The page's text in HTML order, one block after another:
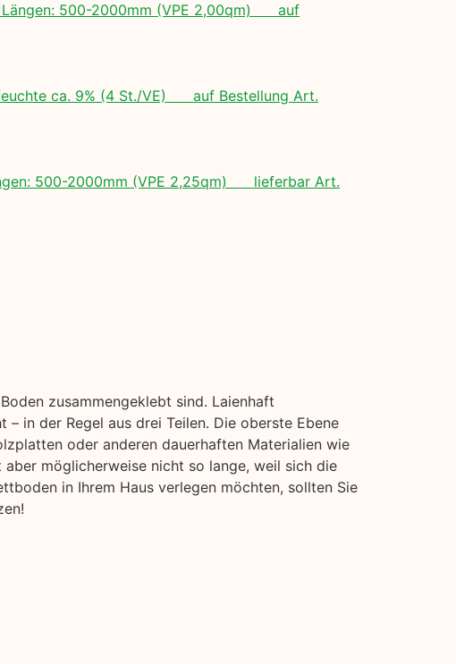
Längen: 500-2000mm (VPE 2,00qm) auf
ca. 9% (4 St./VE) auf Bestellung Art.
500-2000mm (VPE 2,25qm) lieferbar Art.
zusammengeklebt sind. Laienhaft
in der Regel aus drei Teilen. Die oberste Ebene
oder anderen dauerhaften Materialien wie
möglicherweise nicht so lange, weil sich die
in Ihrem Haus verlegen möchten, sollten Sie